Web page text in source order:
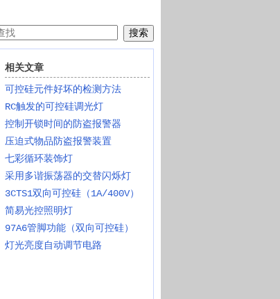
相关文章
可控硅元件好坏的检测方法
RC触发的可控硅调光灯
控制开锁时间的防盗报警器
压迫式物品防盗报警装置
七彩循环装饰灯
采用多谐振荡器的交替闪烁灯
3CTS1双向可控硅（1A/400V）
简易光控照明灯
97A6管脚功能（双向可控硅）
灯光亮度自动调节电路